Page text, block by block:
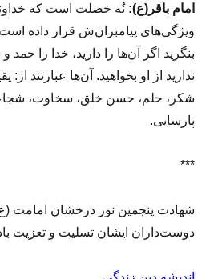
ک‌
ه
ی
ه
ف
ه
)
امام باقر(ع): نُه خصلت است که خداوند
ویژگی‌هاى پیامبران‌ش قرار داده
بنگرید اگر آن‌ها را دارید، خدا را حمد
ندارید از او بخواهید. آن‌ها عبارتند از:
شکر، حلم، حسن خلق، سخاوت،
پارسایى.
***
شهادت پنجمین نور درخشان امامت
دوست‌داران‌ ایشان تسلیت و تعزیت